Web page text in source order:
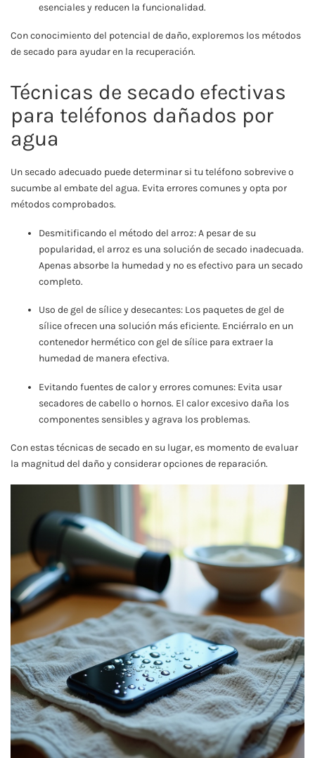
esenciales y reducen la funcionalidad.
Con conocimiento del potencial de daño, exploremos los métodos
de secado para ayudar en la recuperación.
Técnicas de secado efectivas
para teléfonos dañados por
agua
Un secado adecuado puede determinar si tu teléfono sobrevive o
sucumbe al embate del agua. Evita errores comunes y opta por
métodos comprobados.
Desmitificando el método del arroz: A pesar de su
popularidad, el arroz es una solución de secado inadecuada.
Apenas absorbe la humedad y no es efectivo para un secado
completo.
Uso de gel de sílice y desecantes: Los paquetes de gel de
sílice ofrecen una solución más eficiente. Enciérralo en un
contenedor hermético con gel de sílice para extraer la
humedad de manera efectiva.
Evitando fuentes de calor y errores comunes: Evita usar
secadores de cabello o hornos. El calor excesivo daña los
componentes sensibles y agrava los problemas.
Con estas técnicas de secado en su lugar, es momento de evaluar
la magnitud del daño y considerar opciones de reparación.